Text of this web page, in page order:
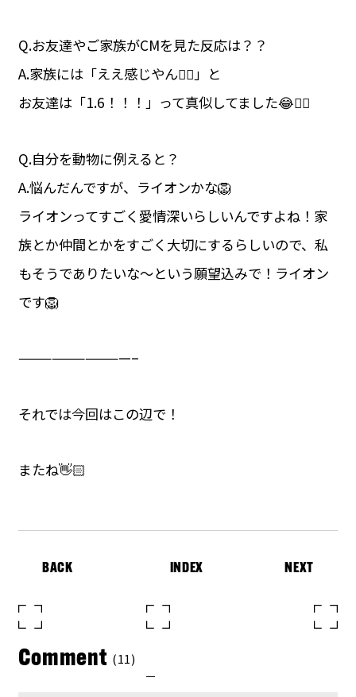
Q.お友達やご家族がCMを見た反応は？？
A.家族には「ええ感じやん👍🏻」と
お友達は「1.6！！！」って真似してました😂👍🏻
Q.自分を動物に例えると？
A.悩んだんですが、ライオンかな🦁
ライオンってすごく愛情深いらしいんですよね！家
族とか仲間とかをすごく大切にするらしいので、私
もそうでありたいな〜という願望込みで！ライオン
です🦁
——————————–
それでは今回はこの辺で！
またね👋🏻
BACK INDEX NEXT
Comment (11)